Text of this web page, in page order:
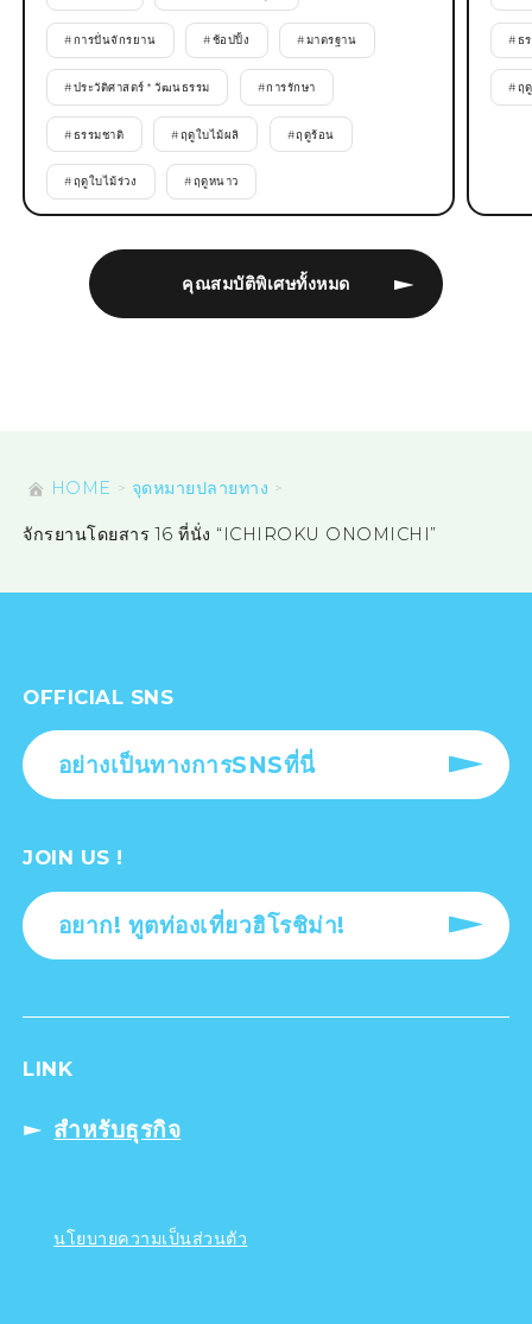
คุณสมบัติพิเศษทั้งหมด
#การปั่นจักรยาน #ช้อปปิ้ง #มาตรฐาน
#ประวัติศาสตร์ * วัฒนธรรม #การรักษา
#ธรรมชาติ #ฤดูใบไม้ผลิ #ฤดูร้อน
#ฤดูใบไม้ร่วง #ฤดูหนาว
#ธ
#ฤ
HOME จุดหมายปลายทาง
จักรยานโดยสาร 16 ที่นั่ง “ICHIROKU ONOMICHI”
OFFICIAL SNS
อย่างเป็นทางการSNSที่นี่
JOIN US !
อยาก! ทูตท่องเที่ยวฮิโรชิม่า!
LINK
สำหรับธุรกิจ
นโยบายความเป็นส่วนตัว